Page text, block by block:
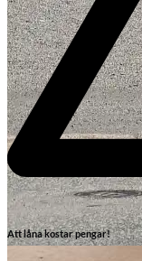
Att låna kostar pengar!